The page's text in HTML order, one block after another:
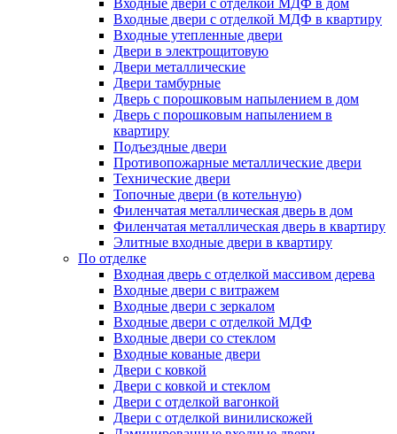
Входные двери с отделкой МДФ в дом
Входные двери с отделкой МДФ в квартиру
Входные утепленные двери
Двери в электрощитовую
Двери металлические
Двери тамбурные
Дверь с порошковым напылением в дом
Дверь с порошковым напылением в
квартиру
Подъездные двери
Противопожарные металлические двери
Технические двери
Топочные двери (в котельную)
Филенчатая металлическая дверь в дом
Филенчатая металлическая дверь в квартиру
Элитные входные двери в квартиру
По отделке
Входная дверь с отделкой массивом дерева
Входные двери с витражем
Входные двери с зеркалом
Входные двери с отделкой МДФ
Входные двери со стеклом
Входные кованые двери
Двери с ковкой
Двери с ковкой и стеклом
Двери с отделкой вагонкой
Двери с отделкой винилискожей